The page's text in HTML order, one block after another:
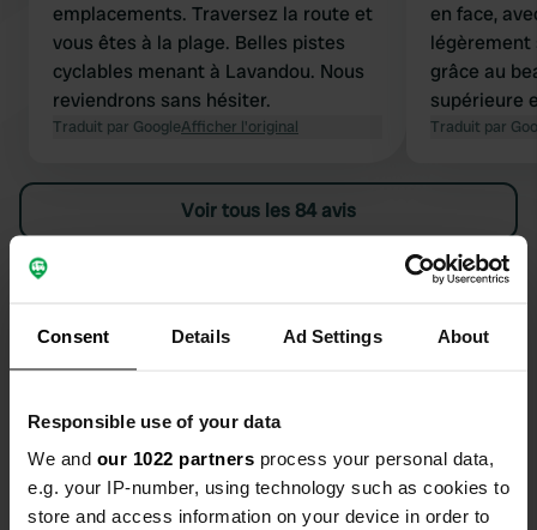
Consent Details Ad Settings About
Responsible use of your data
We and our 1022 partners process your personal data,
e.g. your IP-number, using technology such as cookies to
store and access information on your device in order to
emplacements. Traversez la route et
vous êtes à la plage. Belles pistes
cyclables menant à Lavandou. Nous
reviendrons sans hésiter.
Traduit par GoogleAfficher l'original
en face,
légèrement
grâce au
supérieure
ce qui est
admis.
Traduit par
Voir tous les 84 avis
Contact
Emplacement